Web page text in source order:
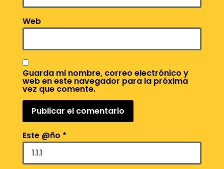
Web
Guarda mi nombre, correo electrónico y
web en este navegador para la próxima
vez que comente.
Este @ño *